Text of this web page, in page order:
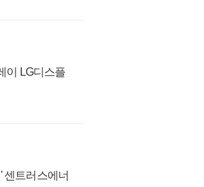
이 LG디스플
센트러스에너